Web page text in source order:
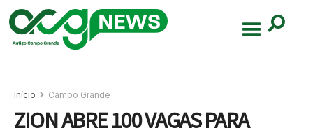
Início Campo Grande
ZION ABRE 100 VAGAS PARA